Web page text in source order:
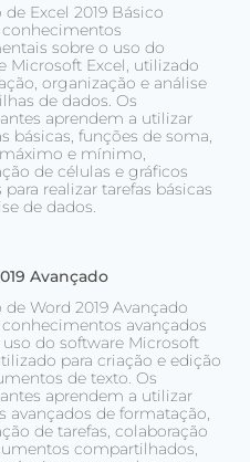
de Excel 2019 Básico
conhecimentos
sobre o uso do
Microsoft Excel, utilizado
organização e análise
de dados. Os
aprendem a utilizar
básicas, funções de soma,
e mínimo,
de células e gráficos
realizar tarefas básicas
de dados.
Avançado
de Word 2019 Avançado
avançados
uso do software Microsoft
para criação e edição
de texto. Os
aprendem a utilizar
avançados de formatação,
de tarefas, colaboração
compartilhados,